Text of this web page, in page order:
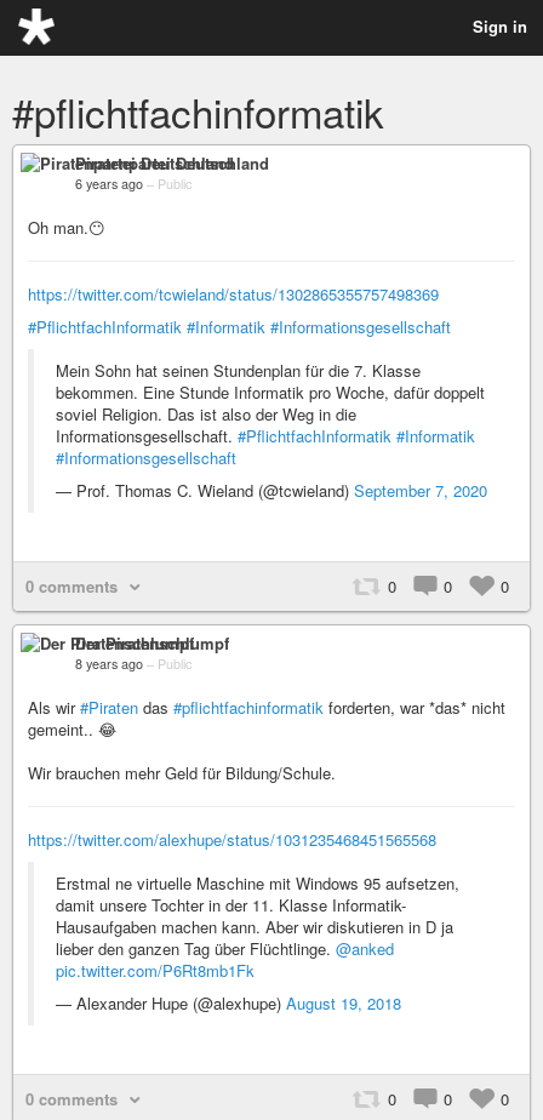
Sign in
#pflichtfachinformatik
Piratenpartei Deutschland
6 years ago – Public
Oh man.😶
https://twitter.com/tcwieland/status/1302865355757498369
#PflichtfachInformatik #Informatik #Informationsgesellschaft
Mein Sohn hat seinen Stundenplan für die 7. Klasse
bekommen. Eine Stunde Informatik pro Woche, dafür doppelt
soviel Religion. Das ist also der Weg in die
Informationsgesellschaft. #PflichtfachInformatik #Informatik
#Informationsgesellschaft
— Prof. Thomas C. Wieland (@tcwieland) September 7, 2020
0 comments 0 0 0
Der Piratenschlumpf
8 years ago – Public
Als wir#Piraten das #pflichtfachinformatik forderten, war *das* nicht
gemeint.. 😂
Wir brauchen mehr Geld für Bildung/Schule.
https://twitter.com/alexhupe/status/1031235468451565568
Erstmal ne virtuelle Maschine mit Windows 95 aufsetzen,
damit unsere Tochter in der 11. Klasse Informatik-
Hausaufgaben machen kann. Aber wir diskutieren in D ja
lieber den ganzen Tag über Flüchtlinge. @anked
pic.twitter.com/P6Rt8mb1Fk
— Alexander Hupe (@alexhupe) August 19, 2018
0 comments 0 0 0